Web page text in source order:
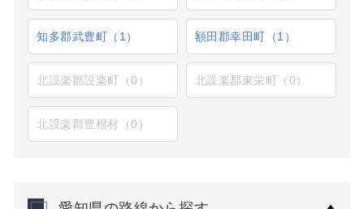
知多郡武豊町（1） 額田郡幸田町（1）
北設楽郡設楽町（0） 北設楽郡東栄町（0）
北設楽郡豊根村（0）